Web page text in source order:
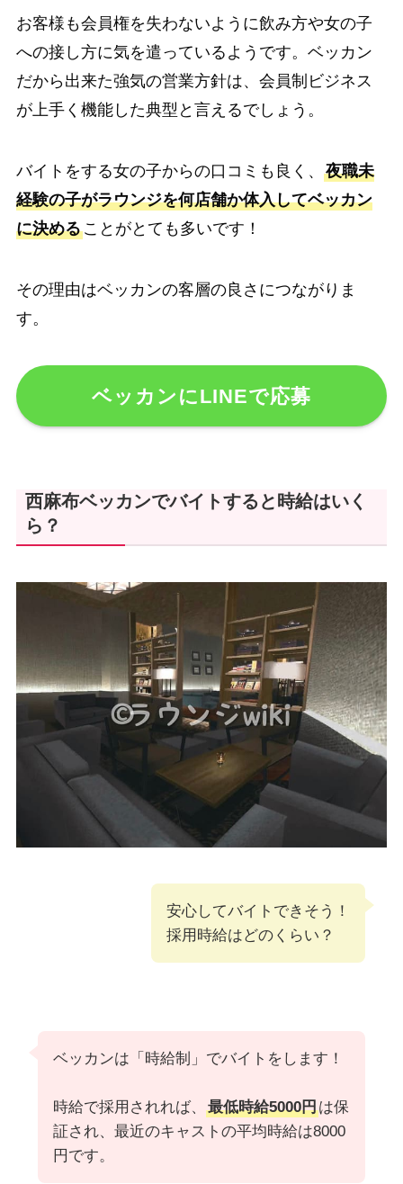
お客様も会員権を失わないように飲み方や女の子
への接し方に気を遣っているようです。ベッカン
だから出来た強気の営業方針は、会員制ビジネス
が上手く機能した典型と言えるでしょう。
バイトをする女の子からの口コミも良く、 夜職未
経験の子がラウンジを何店舗か体入してベッカン
に決めることがとても多いです！
その理由はベッカンの客層の良さにつながりま
す。
ベッカンにLINEで応募
西麻布ベッカンでバイトすると時給はいく
ら？
安心してバイトできそう！
採用時給はどのくらい？
ベッカンは「時給制」でバイトをします！
時給で採用されれば、 最低時給5000円は保
証され、最近のキャストの平均時給は8000
円です。